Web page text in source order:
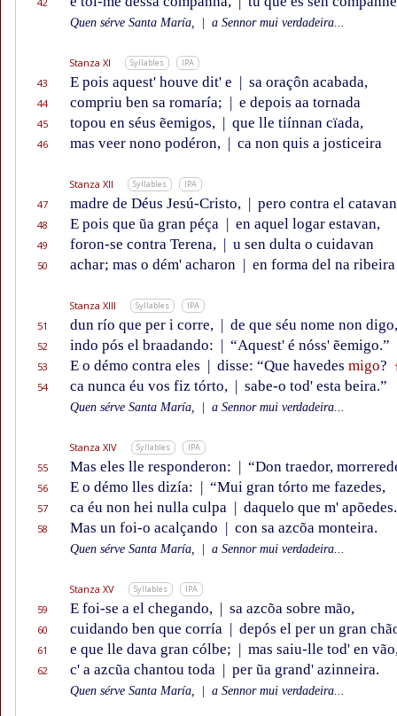
Quen sérve Santa María, a Sennor mui verdadeira...
Stanza XI Syllables IPA
43 E pois aquest' houve dit' e | sa oraçôn acabada,
44 compriu ben sa romaría; | e depois aa tornada
45 topou en séus ẽemigos, | que lle tiínnan cïada,
46 mas veer nono podéron, | ca non quis a josticeira
Stanza XII Syllables IPA
47 madre de Déus Jesú-Cristo, | pero contra el
48 E pois que ũa gran péça | en aquel logar estavan,
49 foron-se contra Terena, | u sen dulta o cuidavan
50 achar; mas o dém' acharon | en forma del na ribeira
Stanza XIII Syllables IPA
51 dun río que per i corre, | de que séu nome non digo,
52 indo pós el braadando: | “Aquest' é nóss' ẽemigo.”
53 E o démo contra eles | disse: “Que havedes migo?
54 ca nunca éu vos fiz tórto, | sabe-o tod' esta beira.”
Quen sérve Santa María, a Sennor mui verdadeira...
Stanza XIV Syllables IPA
55 Mas eles lle responderon: | “Don traedor,
56 E o démo lles dizía: | “Mui gran tórto me fazedes,
57 ca éu non hei nulla culpa | daquelo que m'
58 Mas un foi-o acalçando | con sa azcõa monteira.
Quen sérve Santa María, a Sennor mui verdadeira...
Stanza XV Syllables IPA
59 E foi-se a el chegando, | sa azcõa sobre mão,
60 cuidando ben que corría | depós el per un gran
61 e que lle dava gran cólbe; | mas saiu-lle tod' en
62 c' a azcũa chantou toda | per ũa grand' azinneira.
Quen sérve Santa María, a Sennor mui verdadeira...